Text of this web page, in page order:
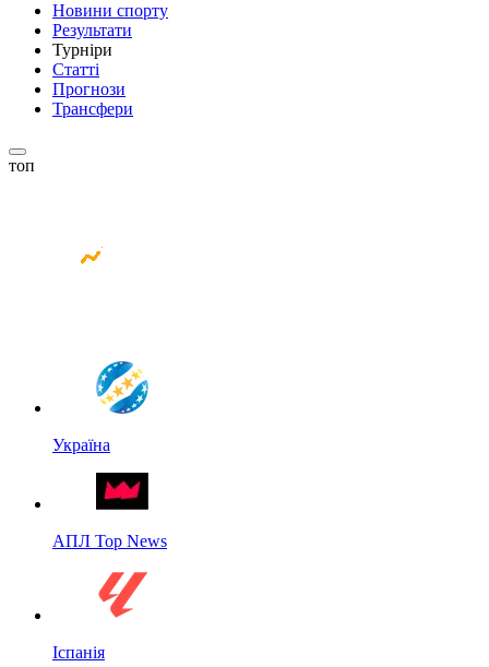
Новини спорту
Результати
Турніри
Статті
Прогнози
Трансфери
топ
Україна
АПЛ Top News
Іспанія